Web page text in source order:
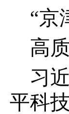
“京
高
习
平科